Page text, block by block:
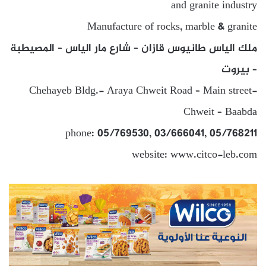
and granite industry
Manufacture of rocks, marble & granite
ملك الياس طانيوس قازان – شارع مار الياس – المصيطبة
– بيروت
Chehayeb Bldg.- Araya Chweit Road – Main street-
Chweit – Baabda
phone: 05/769530, 03/666041, 05/768211
website: www.citco-leb.com